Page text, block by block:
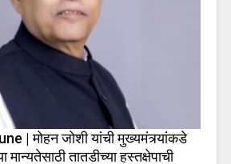
| मोहन जोशी यांची मुख्यमंत्र्यांकडे
मान्यतेसाठी तातडीच्या हस्तक्षेपाची